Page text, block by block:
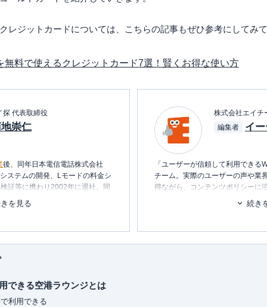
レジットカードについては、こちらの記事もぜひ参考にしてみ
無料で使えるクレジットカード7選！賢くお得な使い方
探 代表取締役
崇仁
後、同年日本電信電話株式会社
ステムの開発、Lモードの料金シ
証等に携わり2002年に退社。同
の設計・開発・運用を行う。
イント探検倶楽部に掲載されて
ントやマイルを中立の立場で語
る。
ードの専門家。
で幅広い層のカードを実際に保
を見る
株式会社エイチ
編集者
イ
「ユーザーが信頼して利用でき
チーム。実際のユーザーの声や業
得ながら、コンテンツポリシーに
ます。暮らしに関するトピック
消し、最適な選択を支援するため
■書籍
初心者でもわかる！お金に関する
続き
できる空港ラウンジとは
利用できる